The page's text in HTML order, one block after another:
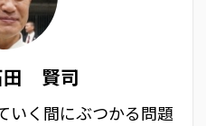
田 賢司
いく間にぶつかる問題